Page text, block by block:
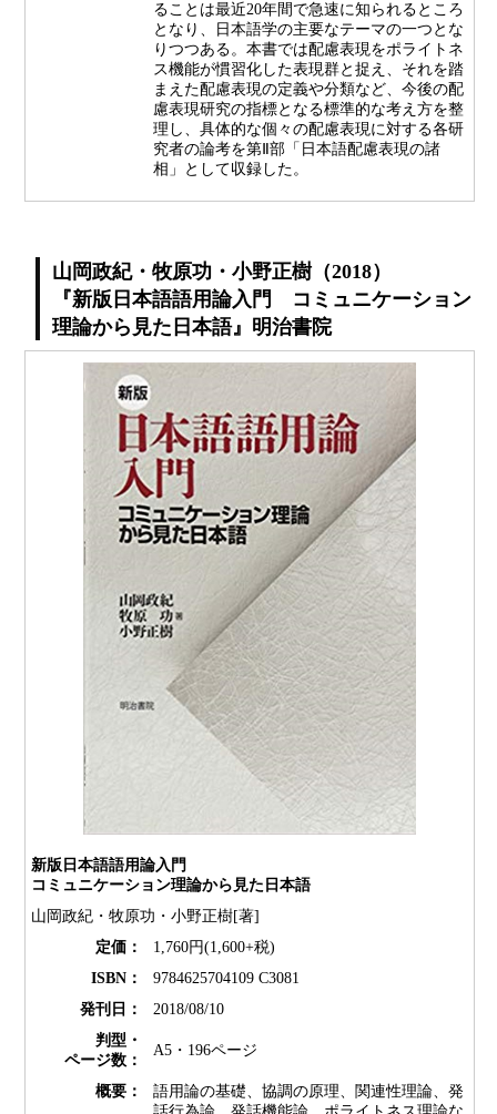
ることは最近20年間で急速に知られるところ
となり、日本語学の主要なテーマの一つとな
りつつある。本書では配慮表現をポライトネ
ス機能が慣習化した表現群と捉え、それを踏
まえた配慮表現の定義や分類など、今後の配
慮表現研究の指標となる標準的な考え方を整
理し、具体的な個々の配慮表現に対する各研
究者の論考を第Ⅱ部「日本語配慮表現の諸
相」として収録した。
山岡政紀・牧原功・小野正樹（2018）
『新版日本語語用論入門 コミュニケーション
理論から見た日本語』明治書院
新版日本語語用論入門
コミュニケーション理論から見た日本語
山岡政紀・牧原功・小野正樹[著]
定価：
1,760円(1,600+税)
ISBN：
9784625704109 C3081
発刊日：
2018/08/10
判型・
ページ数：
A5・196ページ
概要：
語用論の基礎、協調の原理、関連性理論、発